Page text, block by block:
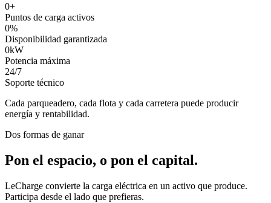
0+
Puntos de carga activos
0%
Disponibilidad garantizada
0kW
Potencia máxima
24/7
Soporte técnico
Cada parqueadero, cada flota y cada carretera puede producir
energía y rentabilidad.
Dos formas de ganar
Pon el espacio, o pon el capital.
LeCharge convierte la carga eléctrica en un activo que produce.
Participa desde el lado que prefieras.